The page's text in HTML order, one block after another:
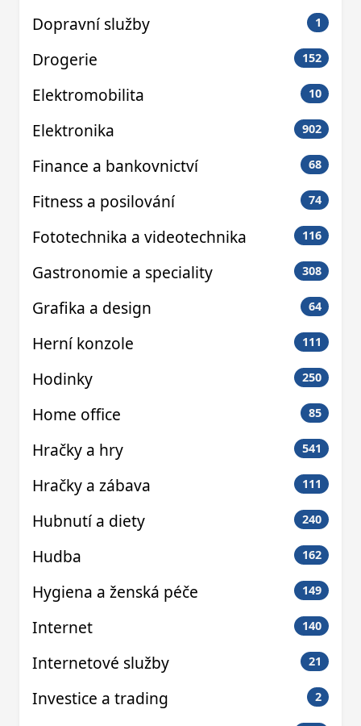
Dopravní služby 1
Drogerie 152
Elektromobilita 10
Elektronika 902
Finance a bankovnictví 68
Fitness a posilování 74
Fototechnika a videotechnika 116
Gastronomie a speciality 308
Grafika a design 64
Herní konzole 111
Hodinky 250
Home office 85
Hračky a hry 541
Hračky a zábava 111
Hubnutí a diety 240
Hudba 162
Hygiena a ženská péče 149
Internet 140
Internetové služby 21
Investice a trading 2